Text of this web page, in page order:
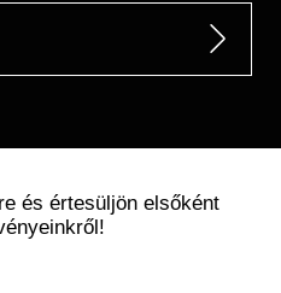
és értesüljön elsőként